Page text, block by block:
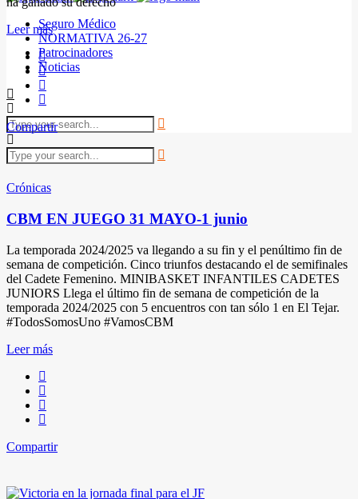
Seguro Médico
NORMATIVA 26-27
Patrocinadores
Noticias
Leer más
Compartir
Crónicas
CBM EN JUEGO 31 MAYO-1 junio
La temporada 2024/2025 va llegando a su fin y el penúltimo fin de
semana de competición. Cinco triunfos destacando el de semifinales
del Cadete Femenino. MINIBASKET INFANTILES CADETES
JUNIORS Llega el último fin de semana de competición de la
temporada 2024/2025 con 5 encuentros con tan sólo 1 en El Tejar.
#TodosSomosUno #VamosCBM
Leer más
Compartir